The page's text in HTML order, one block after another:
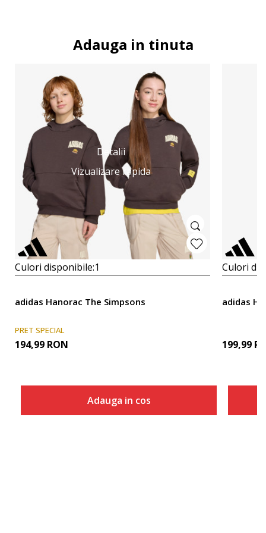
Adauga in tinuta
Detalii
Vizualizare rapida
Culori disponibile:1
adidas Hanorac The Simpsons
PRET SPECIAL
194,99 RON
Adauga in cos
Culori
adidas
199,99